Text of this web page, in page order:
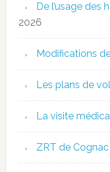
De l’usage des
2026
Modifications
Les plans de
La visite
ZRT de